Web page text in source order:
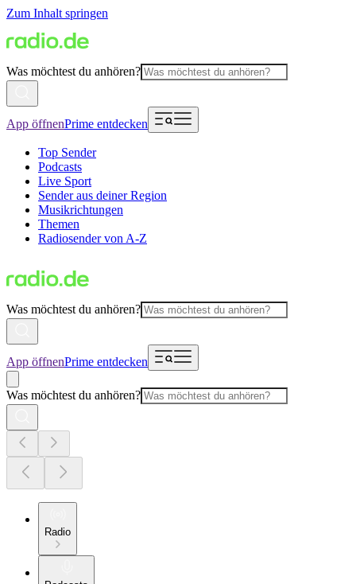
Zum Inhalt springen
Was möchtest du anhören?
App öffnenPrime entdecken
Top Sender
Podcasts
Live Sport
Sender aus deiner Region
Musikrichtungen
Themen
Radiosender von A-Z
Was möchtest du anhören?
App öffnenPrime entdecken
Was möchtest du anhören?
Radio